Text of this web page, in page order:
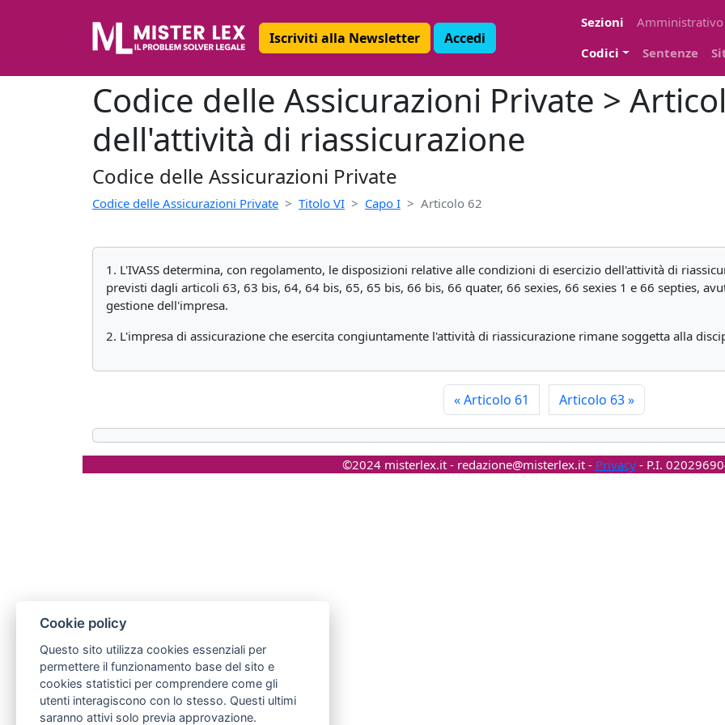
Iscriviti alla Newsletter Accedi
Sezioni
Amministrativo
Codici
Sentenze
Codice delle Assicurazioni Private >
dell'attività di riassicurazione
Codice delle Assicurazioni Private
Codice delle Assicurazioni Private Titolo VI Capo I Articolo 62
1. L'IVASS determina, con regolamento, le disposizioni relative alle condizioni di esercizio dell'attività di
previsti dagli articoli 63, 63 bis, 64, 64 bis, 65, 65 bis, 66 bis, 66 quater, 66 sexies, 66 sexies 1 e 66 septies,
gestione dell'impresa.
2. L'impresa di assicurazione che esercita congiuntamente l'attività di riassicurazione rimane soggetta alla
«Articolo 61 Articolo 63»
©2024 misterlex.it - redazione@misterlex.it- Privacy- P.I.
Cookie policy
Questo sito utilizza cookies essenziali per
permettere il funzionamento base del sito e
cookies statistici per comprendere come gli
utenti interagiscono con lo stesso. Questi ultimi
saranno attivi solo previa approvazione.